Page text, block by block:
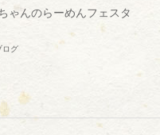
ゃんのらーめんフェスタ
ログ